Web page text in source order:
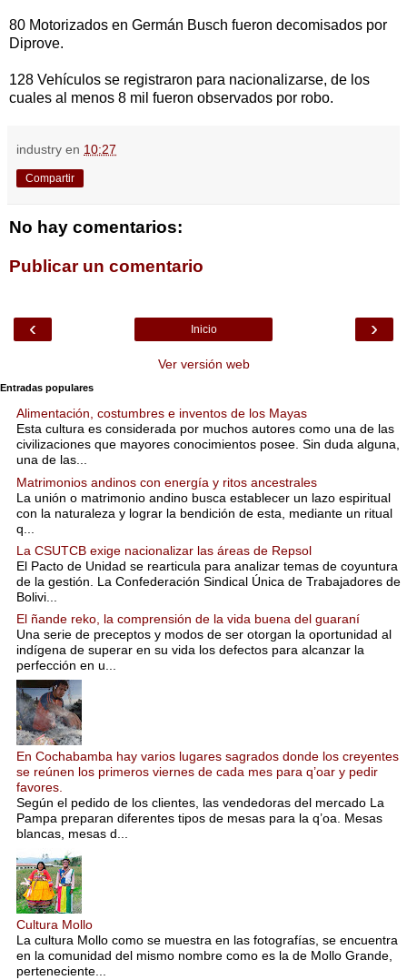
80 Motorizados en Germán Busch fueron decomisados por
Diprove.
128 Vehículos se registraron para nacionalizarse, de los
cuales al menos 8 mil fueron observados por robo.
industry en 10:27
Compartir
No hay comentarios:
Publicar un comentario
‹ ›
Inicio
Ver versión web
Entradas populares
Alimentación, costumbres e inventos de los Mayas
Esta cultura es considerada por muchos autores como una de las
civilizaciones que mayores conocimientos posee. Sin duda alguna,
una de las...
Matrimonios andinos con energía y ritos ancestrales
La unión o matrimonio andino busca establecer un lazo espiritual
con la naturaleza y lograr la bendición de esta, mediante un ritual
q...
La CSUTCB exige nacionalizar las áreas de Repsol
El Pacto de Unidad se rearticula para analizar temas de coyuntura
de la gestión. La Confederación Sindical Única de Trabajadores de
Bolivi...
El ñande reko, la comprensión de la vida buena del guaraní
Una serie de preceptos y modos de ser otorgan la oportunidad al
indígena de superar en su vida los defectos para alcanzar la
perfección en u...
En Cochabamba hay varios lugares sagrados donde los creyentes
se reúnen los primeros viernes de cada mes para q’oar y pedir
favores.
Según el pedido de los clientes, las vendedoras del mercado La
Pampa preparan diferentes tipos de mesas para la q’oa. Mesas
blancas, mesas d...
Cultura Mollo
La cultura Mollo como se muestra en las fotografías, se encuentra
en la comunidad del mismo nombre como es la de Mollo Grande,
perteneciente...